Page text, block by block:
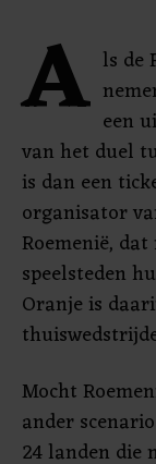
A ls de
een
van het duel
is dan een
organisator
Roemenië,
speelsteden
Oranje is
Mocht
ander
24 landen die